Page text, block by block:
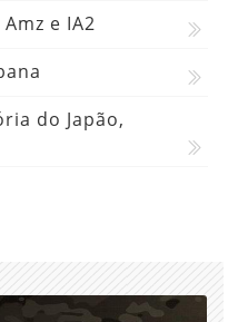
e IA2
do Japão,